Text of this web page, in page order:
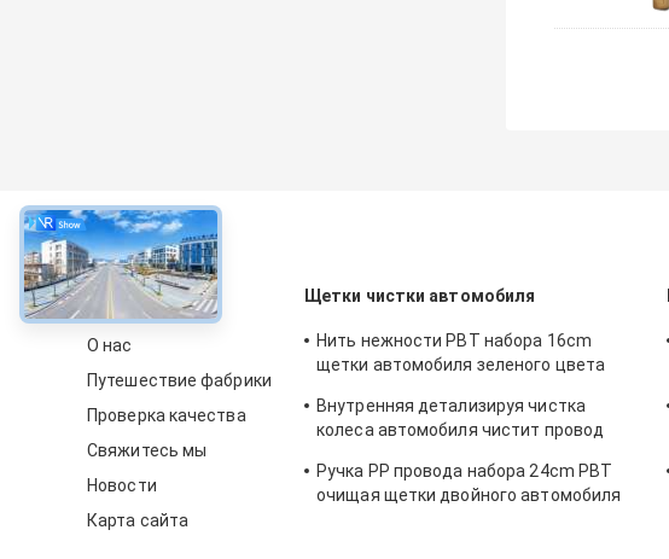
около
О нас
Путешествие фабрики
Проверка качества
Свяжитесь мы
Новости
Карта сайта
Щетки чистки автомобиля
Нить нежности PBT набора 16cm
щетки автомобиля зеленого цвета
Внутренняя детализируя чистка
колеса автомобиля чистит провод
Ручка PP провода набора 24cm PBT
очищая щетки двойного автомобиля